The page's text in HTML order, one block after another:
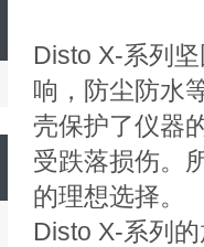
Disto X-系列
响，防尘防水
壳保护了仪器
受跌落损伤。
的理想选择。
Disto X-系列